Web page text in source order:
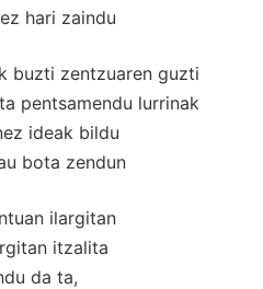
hari zaindu
buzti zentzuaren guzti
pentsamendu lurrinak
ideak bildu
bota zendun
ilargitan
itzalita
da ta,